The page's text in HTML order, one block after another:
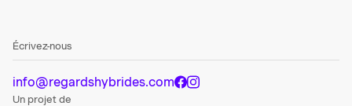
Écrivez-nous
info@regardshybrides.com
Un projet de